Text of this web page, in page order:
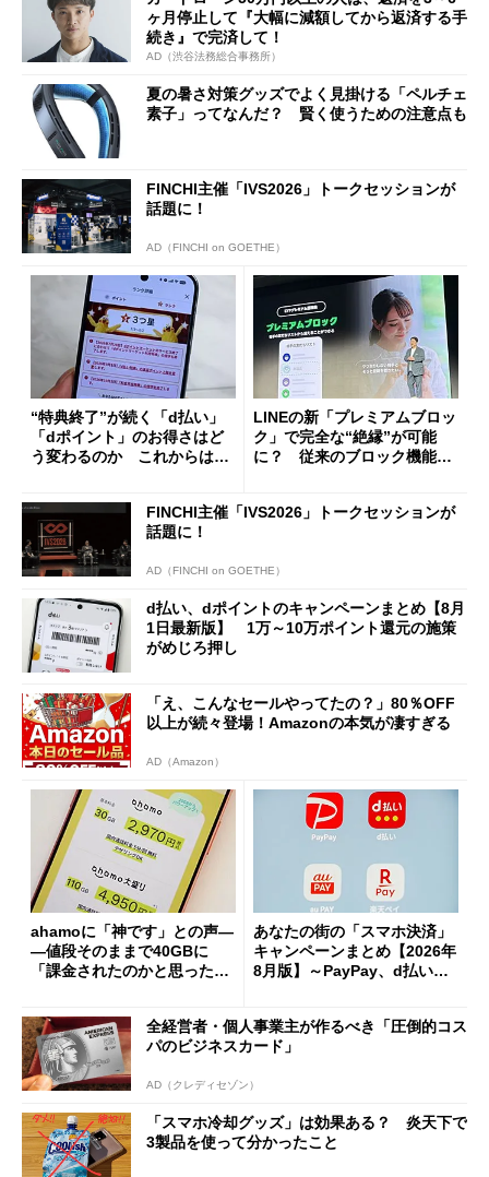
ヶ月停止して『大幅に減額してから返済する手
続き』で完済して！
AD（渋谷法務総合事務所）
夏の暑さ対策グッズでよく見掛ける「ペルチェ
素子」ってなんだ？ 賢く使うための注意点も
FINCHI主催「IVS2026」トークセッションが
話題に！
AD（FINCHI on GOETHE）
“特典終了”が続く「d払い」
「dポイント」のお得さはど
う変わるのか これからは
LINEの新「プレミアムブロッ
ク」で完全な“絶縁”が可能
に？ 従来のブロック機能と
FINCHI主催「IVS2026」トークセッションが
話題に！
AD（FINCHI on GOETHE）
d払い、dポイントのキャンペーンまとめ【8月
1日最新版】 1万～10万ポイント還元の施策
がめじろ押し
「え、こんなセールやってたの？」80％OFF
以上が続々登場！Amazonの本気が凄すぎる
AD（Amazon）
ahamoに「神です」との声―
―値段そのままで40GBに
「課金されたのかと思った」
あなたの街の「スマホ決済」
キャンペーンまとめ【2026年
8月版】～PayPay、d払い、a
全経営者・個人事業主が作るべき「圧倒的コス
パのビジネスカード」
AD（クレディセゾン）
「スマホ冷却グッズ」は効果ある？ 炎天下で
3製品を使って分かったこと